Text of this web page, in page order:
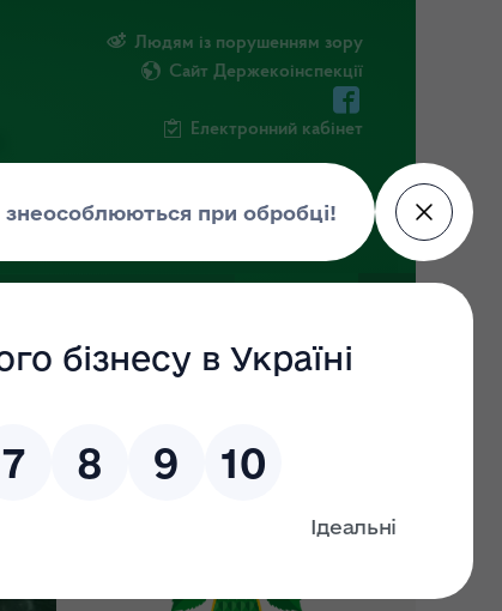
Людям із порушенням зору
Сайт Держекоінспекції
Електронний кабінет